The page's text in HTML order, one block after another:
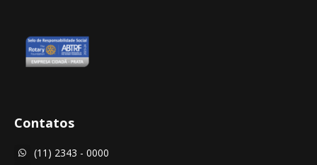
Contatos
 (11) 2343 - 0000